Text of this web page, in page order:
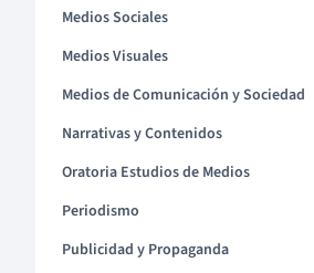
Medios Sociales
Medios Visuales
Medios de Comunicación y Sociedad
Narrativas y Contenidos
Oratoria Estudios de Medios
Periodismo
Publicidad y Propaganda